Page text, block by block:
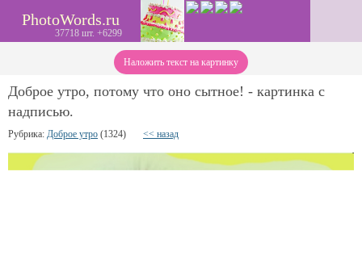
PhotoWords.ru
37718 шт. +6299
Наложить текст на картинку
Доброе утро, потому что оно сытное! - картинка с
надписью.
Рубрика: Доброе утро (1324) << назад